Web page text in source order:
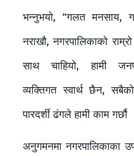
भन्नुभयो, “गलत
नराखौ, नगरपालिकाको
साथ चाहियो, हामी
व्यक्तिगत स्वार्थ छैन,
पारदर्शी ढंगले हामी काम गर्छौ
अनुगमनमा नगरपालिकाका